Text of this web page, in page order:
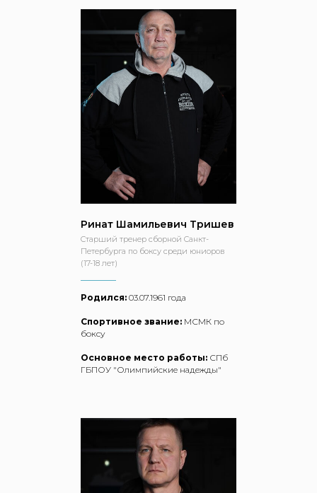
Ринат Шамильевич Тришев
Старший тренер сборной Санкт-
Петербурга по боксу среди юниоров
(17-18 лет)
Родился: 03.07.1961 года
Спортивное звание: МСМК по
боксу
Основное место работы: СПб
ГБПОУ "Олимпийские надежды"